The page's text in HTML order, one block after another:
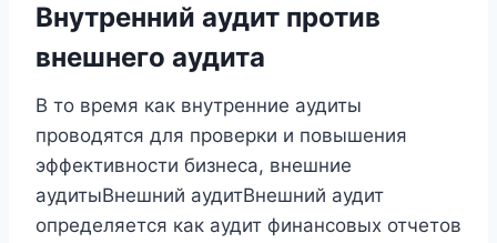
Внутренний аудит против
внешнего аудита
В то время как внутренние аудиты
проводятся для проверки и повышения
эффективности бизнеса, внешние
аудитыВнешний аудитВнешний аудит
определяется как аудит финансовых отчетов